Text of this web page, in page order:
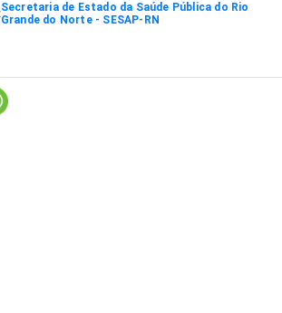
Secretaria de Estado da Saúde Pública do Rio
Grande do Norte - SESAP-RN